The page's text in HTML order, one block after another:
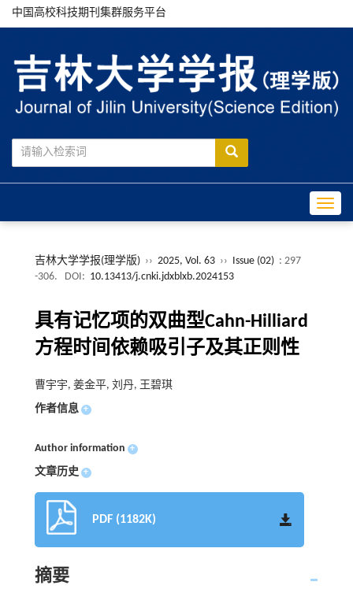
中国高校科技期刊集群服务平台
吉林大学学报(理学版) ›› 2025, Vol. 63 ›› Issue (02) : 297
-306.
DOI: 10.13413/j.cnki.jdxblxb.2024153
具有记忆项的双曲型Cahn-Hilliard
方程时间依赖吸引子及其正则性
曹宇宇, 姜金平, 刘丹, 王碧琪
作者信息 +
Author information +
文章历史 +
PDF (1182K)
摘要